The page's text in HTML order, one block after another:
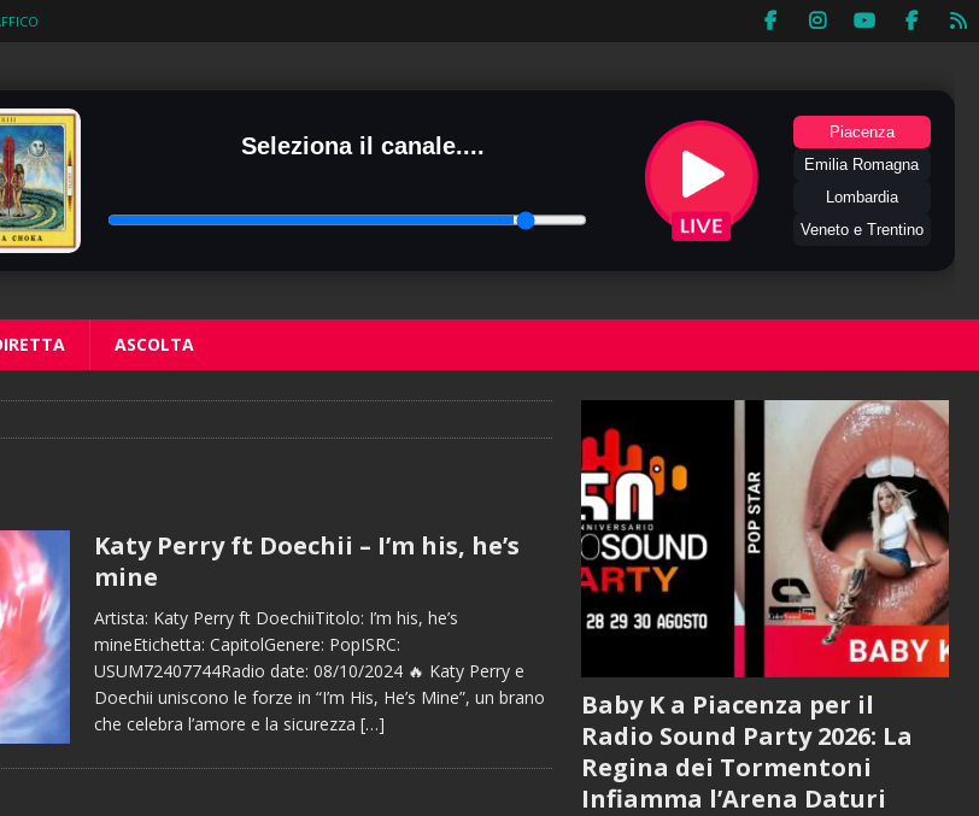
Seleziona il canale....
Piacenza
Emilia Romagna
Lombardia
Veneto e Trentino
ASCOLTA
Katy Perry ft Doechii – I’m his, he’s
mine
Artista: Katy Perry ft DoechiiTitolo: I’m his, he’s
mineEtichetta: CapitolGenere: PopISRC:
USUM72407744Radio date: 08/10/2024 🔥 Katy Perry e
Doechii uniscono le forze in “I’m His, He’s Mine”, un brano
che celebra l’amore e la sicurezza […]
Baby K a Piacenza per il
Radio Sound Party 2026: La
Regina dei Tormentoni
Infiamma l’Arena Daturi